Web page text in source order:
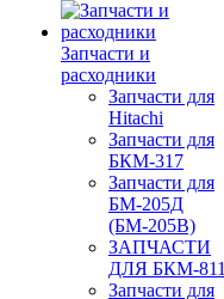
Запчасти и
расходники
Запчасти для
Hitachi
Запчасти для
БКМ-317
Запчасти для
БМ-205Д
(БМ-205В)
ЗАПЧАСТИ
ДЛЯ БКМ-811
Запчасти для